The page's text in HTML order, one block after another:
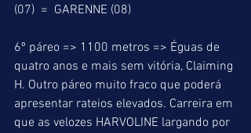
(07)  =  GARENNE (08)
6º páreo => 1100 metros => Éguas de
quatro anos e mais sem vitória, Claiming
H. Outro páreo muito fraco que poderá
apresentar rateios elevados. Carreira em
que as velozes HARVOLINE largando por